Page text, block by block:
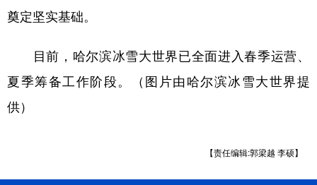
奠定坚实基础。
目前，哈尔滨冰雪大世界已全面进入春季运营、
夏季筹备工作阶段。（图片由哈尔滨冰雪大世界提
供）
【责任编辑:郭梁越 李硕】